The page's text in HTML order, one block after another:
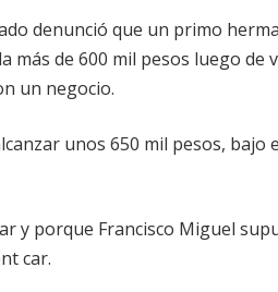
denunció que un primo
más de 600 mil pesos luego de
un negocio.
unos 650 mil pesos, bajo
y porque Francisco Miguel
car.